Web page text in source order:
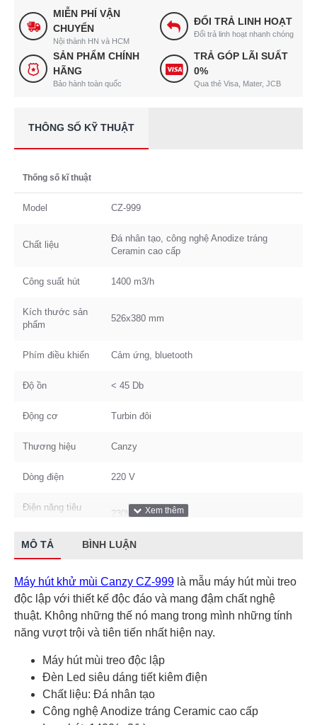
MIỄN PHÍ VẬN
CHUYỂN
Nội thành HN và HCM
ĐỔI TRẢ LINH HOẠT
Đổi trả linh hoạt nhanh chóng
SẢN PHẨM CHÍNH
HÃNG
Bảo hành toàn quốc
TRẢ GÓP LÃI SUẤT
0%
Qua thẻ Visa, Mater, JCB
THÔNG SỐ KỸ THUẬT
Thống số kĩ thuật
Model CZ-999
Chất liệu
Đá nhân tạo, công nghệ Anodize tráng
Ceramin cao cấp
Công suất hút 1400 m3/h
Kích thước sản
phẩm
526x380 mm
Phím điều khiển Cảm ứng, bluetooth
Độ ồn < 45 Db
Động cơ Turbin đôi
Thương hiệu Canzy
Dòng điện 220 V
Điện năng tiêu
230W/h
MÔ TẢ BÌNH LUẬN
Máy hút khử mùi Canzy CZ-999 là mẫu máy hút mùi treo
độc lập với thiết kế độc đáo và mang đậm chất nghệ
thuật. Không những thế nó mang trong mình những tính
năng vượt trội và tiên tiến nhất hiện nay.
Máy hút mùi treo độc lập
Đèn Led siêu dáng tiết kiêm điện
Chất liệu: Đá nhân tạo
Công nghệ Anodize tráng Ceramic cao cấp